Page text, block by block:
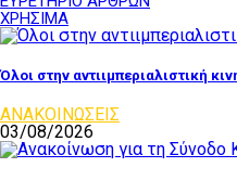
ΧΡΗΣΙΜΑ
Όλοι στην αντιιμπεριαλιστική
ΑΝΑΚΟΙΝΩΣΕΙΣ
03/08/2026